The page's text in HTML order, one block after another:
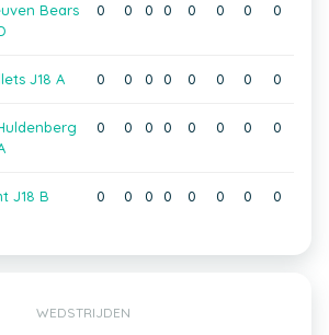
Bears
0 0 0 0 0 0 0 0
J18 A 0 0 0 0 0 0 0 0
0 0 0 0 0 0 0 0
J18 B 0 0 0 0 0 0 0 0
WEDSTRIJDEN